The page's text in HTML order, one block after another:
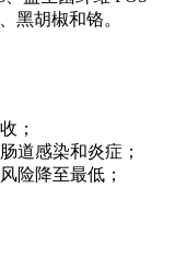
黑胡椒和铬。
；
道感染和炎症；
险降至最低；